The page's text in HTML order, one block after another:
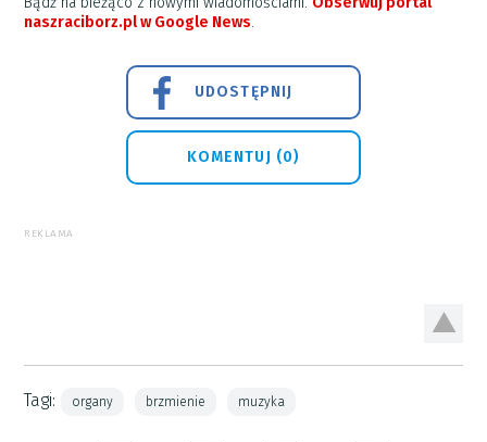
naszraciborz.pl w Google News.
UDOSTĘPNIJ
KOMENTUJ (0)
REKLAMA
Tagi: organy brzmienie muzyka